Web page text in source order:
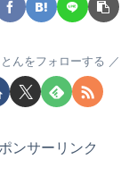
んをフォローする
ンサーリンク